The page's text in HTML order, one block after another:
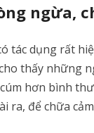
ngừa,
tác dụng rất
thấy những
hơn bình
ra, để chữa